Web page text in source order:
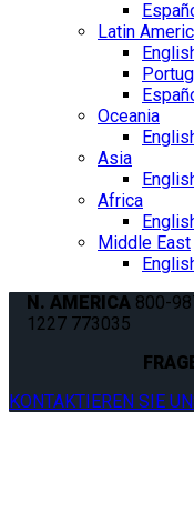
Latin
Oceania
Asia
Africa
Middle East
N. AMERICA 800-
1227 773035
KONTAKTIEREN SIE